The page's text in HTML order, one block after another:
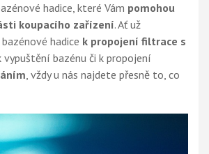
hadice, které Vám pomohou
koupacího zařízení. Ať už
hadice k propojení filtrace s
vypuštění bazénu či k propojení
, vždy u nás najdete přesně to, co